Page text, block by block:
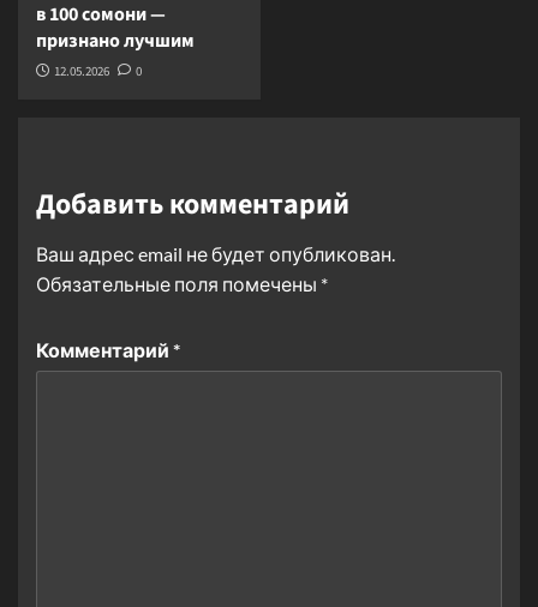
в 100 сомони —
признано лучшим
12.05.2026 0
Добавить комментарий
Ваш адрес email не будет опубликован.
Обязательные поля помечены *
Комментарий *